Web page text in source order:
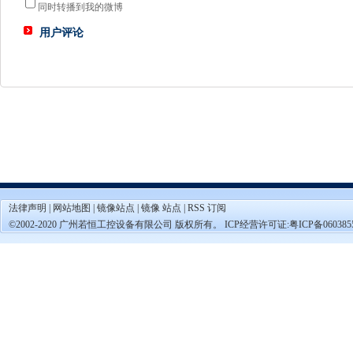
同时转播到我的微博
用户评论
法律声明 网站地图 镜像站点 镜像 站点
RSS 订阅
©2002-2020 广州若恒工控设备有限公司 版权所有。 ICP经营许可证:粤ICP备